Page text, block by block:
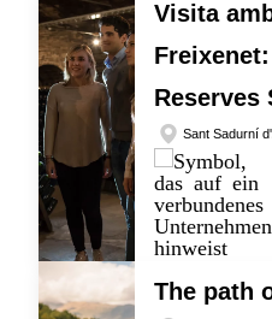
Visita
Reserves
Sant Sadurní
The path